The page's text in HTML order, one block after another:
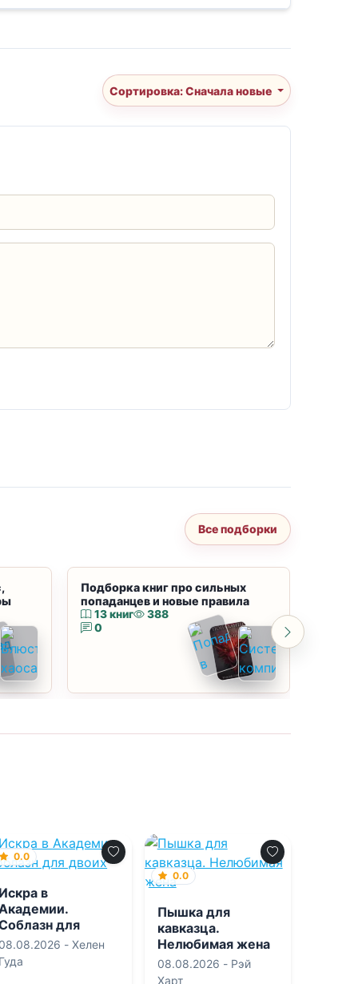
Сортировка: Сначала новые
Все подборки
Подборка книг про сильных
попаданцев и новые правила
13 книг
388
0
0.0
в
для
-Хелен
0.0
Пышка для
кавказца.
Нелюбимая жена
08.08.2026 - Рэй
Харт